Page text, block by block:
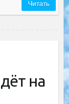
Читать
на